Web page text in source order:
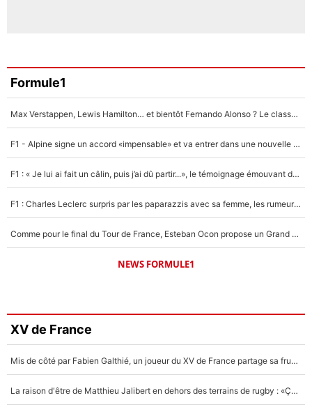
Formule1
Max Verstappen, Lewis Hamilton… et bientôt Fernando Alonso ? Le classement des pilotes les mieux payés en Formule 1 risque de changer !
F1 - Alpine signe un accord «impensable» et va entrer dans une nouvelle dimension : Grande nouvelle pour Pierre Gasly !
F1 : « Je lui ai fait un câlin, puis j’ai dû partir...», le témoignage émouvant de Max Verstappen sur sa fille
F1 : Charles Leclerc surpris par les paparazzis avec sa femme, les rumeurs étaient vraies !
Comme pour le final du Tour de France, Esteban Ocon propose un Grand Prix de Formule 1 à Paris : «Autour de l’Arc de Triomphe, ce serait génial» !
NEWS FORMULE1
XV de France
Mis de côté par Fabien Galthié, un joueur du XV de France partage sa frustration : «ils ne me l’ont pas dit tout de suite»
La raison d'être de Matthieu Jalibert en dehors des terrains de rugby : «Ça m'atteint autant que si tu touches à un membre de ma famille»